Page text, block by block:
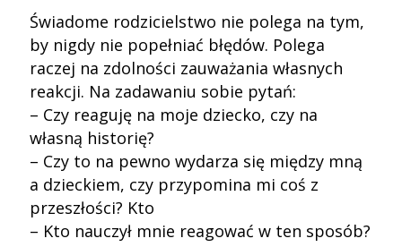
Świadome rodzicielstwo nie polega na tym,
by nigdy nie popełniać błędów. Polega
raczej na zdolności zauważania własnych
reakcji. Na zadawaniu sobie pytań:
– Czy reaguję na moje dziecko, czy na
własną historię?
– Czy to na pewno wydarza się między mną
a dzieckiem, czy przypomina mi coś z
przeszłości? Kto
– Kto nauczył mnie reagować w ten sposób?